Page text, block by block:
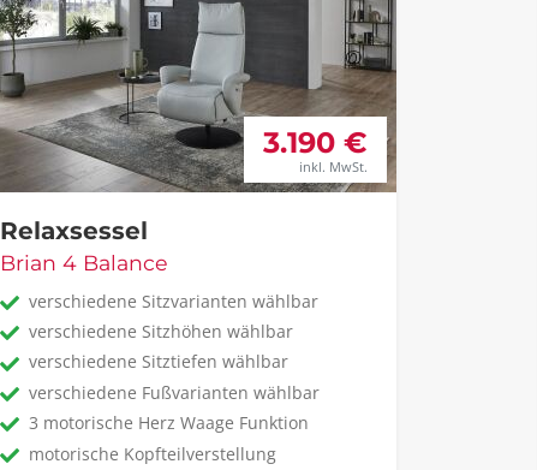
3.190 €
inkl. MwSt.
Relaxsessel
Brian 4 Balance
verschiedene Sitzvarianten wählbar
verschiedene Sitzhöhen wählbar
verschiedene Sitztiefen wählbar
verschiedene Fußvarianten wählbar
3 motorische Herz Waage Funktion
motorische Kopfteilverstellung